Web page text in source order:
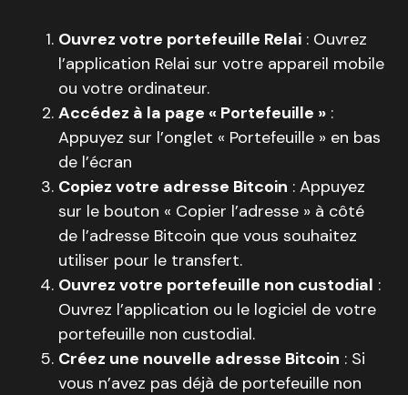
Ouvrez votre portefeuille Relai : Ouvrez
l’application Relai sur votre appareil mobile
ou votre ordinateur.
Accédez à la page « Portefeuille » :
Appuyez sur l’onglet « Portefeuille » en bas
de l’écran
Copiez votre adresse Bitcoin : Appuyez
sur le bouton « Copier l’adresse » à côté
de l’adresse Bitcoin que vous souhaitez
utiliser pour le transfert.
Ouvrez votre portefeuille non custodial :
Ouvrez l’application ou le logiciel de votre
portefeuille non custodial.
Créez une nouvelle adresse Bitcoin : Si
vous n’avez pas déjà de portefeuille non